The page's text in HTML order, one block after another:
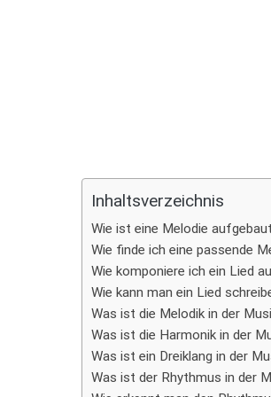
Inhaltsverzeichnis
Wie ist eine Melodie
Wie finde ich eine passende
Wie komponiere ich ein Lied
Wie kann man ein Lied
Was ist die Melodik in der
Was ist die Harmonik in der
Was ist ein Dreiklang in der
Was ist der Rhythmus in der